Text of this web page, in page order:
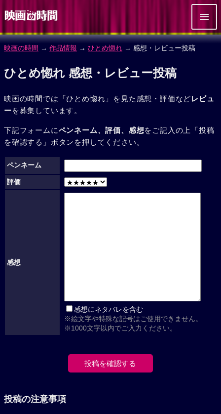
映画の時間 → 作品情報 → ひとめ惚れ → 感想・レビュー投稿
ひとめ惚れ 感想・レビュー投稿
映画の時間では「ひとめ惚れ」を見た感想・評価などレビュ
ーを募集しています。
下記フォームにペンネーム、評価、感想をご記入の上「投稿
を確認する」ボタンを押してください。
ペンネーム
評価
感想
感想にネタバレを含む
※絵文字や特殊な記号はご使用できません。
※1000文字以内でご入力ください。
投稿の注意事項